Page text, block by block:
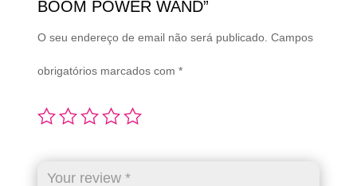
BOOM POWER WAND”
O seu endereço de email não será publicado. Campos
obrigatórios marcados com *